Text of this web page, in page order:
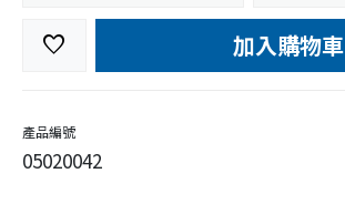
favorite 加入購物車
產品編號
05020042